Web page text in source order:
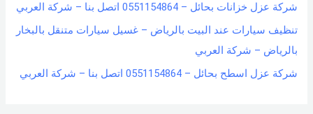
شركة عزل خزانات بحائل – 0551154864 اتصل بنا – شركة العربي
تنظيف سيارات عند البيت بالرياض – غسيل سيارات متنقل بالبخار
بالرياض – شركة العربي
شركة عزل اسطح بحائل – 0551154864 اتصل بنا – شركة العربي